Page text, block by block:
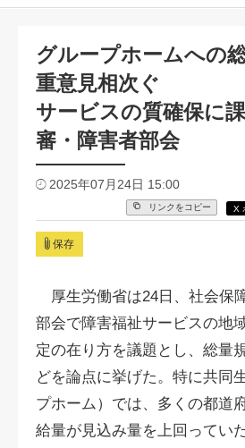
グループホームへの
重意見相次ぐ
サービスの質確保に
審・障害者部会
2025年07月24日 15:00
リンクをコピー X
保存
厚生労働省は24日、社会保
部会で障害福祉サービスの地
定の在り方を議題とし、総量
どを論点に挙げた。特に共同
プホーム）では、多くの都道
給量が見込み量を上回ってい